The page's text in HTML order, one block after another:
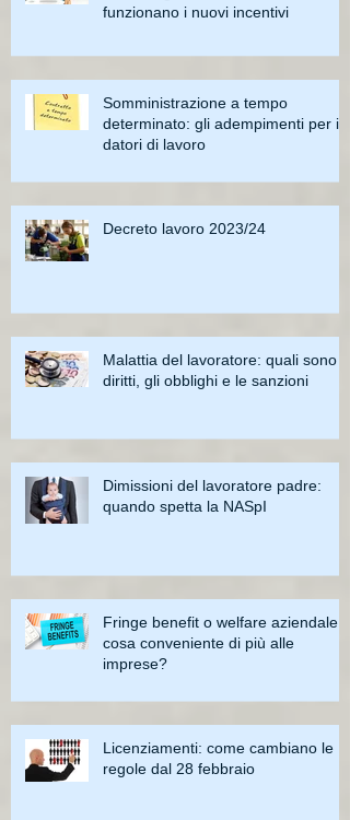
funzionano i nuovi incentivi
Somministrazione a tempo
determinato: gli adempimenti per i
datori di lavoro
Decreto lavoro 2023/24
Malattia del lavoratore: quali sono i
diritti, gli obblighi e le sanzioni
Dimissioni del lavoratore padre:
quando spetta la NASpI
Fringe benefit o welfare aziendale:
cosa conveniente di più alle
imprese?
Licenziamenti: come cambiano le
regole dal 28 febbraio